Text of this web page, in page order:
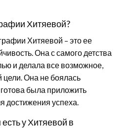
Хитяевой?
Хитяевой – это ее
Она с самого детства
и делала все возможное,
цели. Она не боялась
была приложить
достижения успеха.
у Хитяевой в